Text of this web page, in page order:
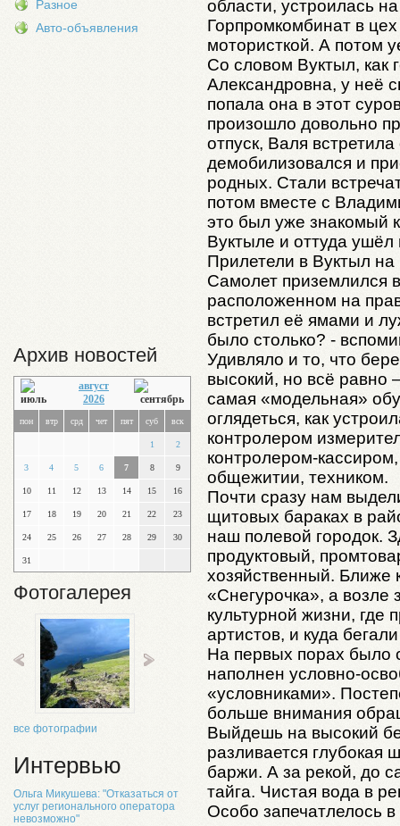
Разное
Авто-объявления
Архив новостей
август
2026
пон втр срд чет пят суб вск
1 2
3 4 5 6 7 8 9
10 11 12 13 14 15 16
17 18 19 20 21 22 23
24 25 26 27 28 29 30
31
Фотогалерея
все фотографии
Интервью
Ольга Микушева: "Отказаться от
услуг регионального оператора
невозможно"
области, устроилась
Горпромкомбинат в
мотористкой. А потом
Со словом Вуктыл, как
Александровна, у неё
попала она в этот
произошло довольно
отпуск, Валя
демобилизовался и
родных. Стали
потом вместе с
это был уже знакомый
Вуктыле и оттуда
Прилетели в Вуктыл
Самолет приземлился
расположенном на
встретил её ямами и
было столько? -
Удивляло и то, что
высокий, но всё равно
самая «модельная»
оглядеться, как
контролером
контролером-
общежитии, техником.
Почти сразу нам
щитовых бараках в
наш полевой городок.
продуктовый,
хозяйственный. Ближе
«Снегурочка», а возле
культурной жизни, где
артистов, и куда
На первых порах было
наполнен условно-
«условниками».
больше внимания
Выйдешь на высокий
разливается глубокая
баржи. А за рекой, до
тайга. Чистая вода в
Особо запечатлелось